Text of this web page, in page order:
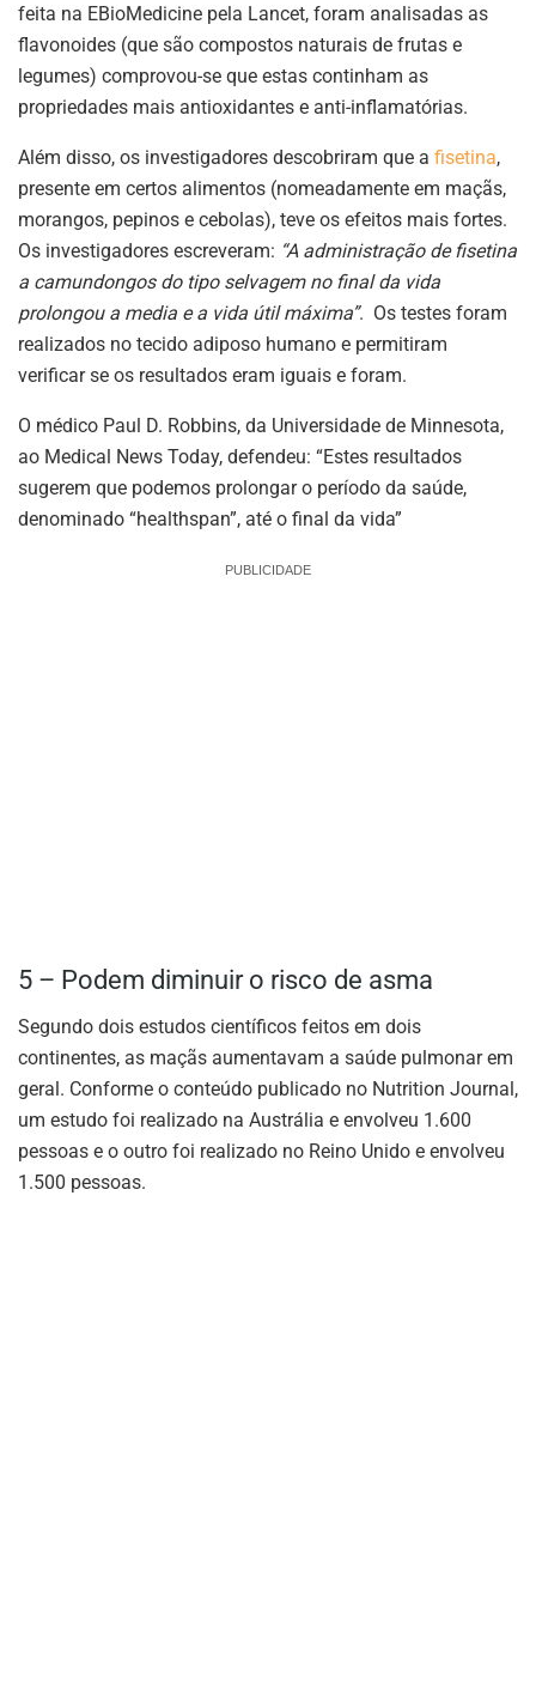
feita na EBioMedicine pela Lancet, foram analisadas as
flavonoides (que são compostos naturais de frutas e
legumes) comprovou-se que estas continham as
propriedades mais antioxidantes e anti-inflamatórias.
Além disso, os investigadores descobriram que a fisetina,
presente em certos alimentos (nomeadamente em maçãs,
morangos, pepinos e cebolas), teve os efeitos mais fortes.
Os investigadores escreveram: “A administração de fisetina
a camundongos do tipo selvagem no final da vida
prolongou a media e a vida útil máxima”. Os testes foram
realizados no tecido adiposo humano e permitiram
verificar se os resultados eram iguais e foram.
O médico Paul D. Robbins, da Universidade de Minnesota,
ao Medical News Today, defendeu: “Estes resultados
sugerem que podemos prolongar o período da saúde,
denominado “healthspan”, até o final da vida”
PUBLICIDADE
5 – Podem diminuir o risco de asma
Segundo dois estudos científicos feitos em dois
continentes, as maçãs aumentavam a saúde pulmonar em
geral. Conforme o conteúdo publicado no Nutrition Journal,
um estudo foi realizado na Austrália e envolveu 1.600
pessoas e o outro foi realizado no Reino Unido e envolveu
1.500 pessoas.